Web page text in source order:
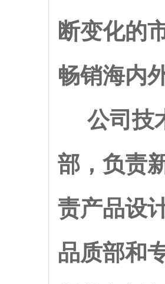
断变化的
畅销海内
公司技
部，负责
责产品设
品质部和